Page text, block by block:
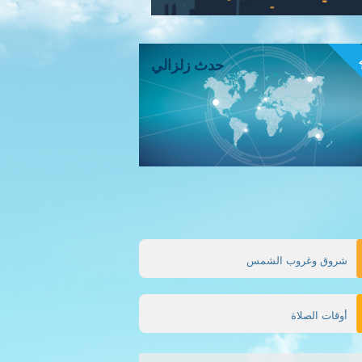
حدث زلزالي
شروق وغروب الشمس
أوقات الصلاة